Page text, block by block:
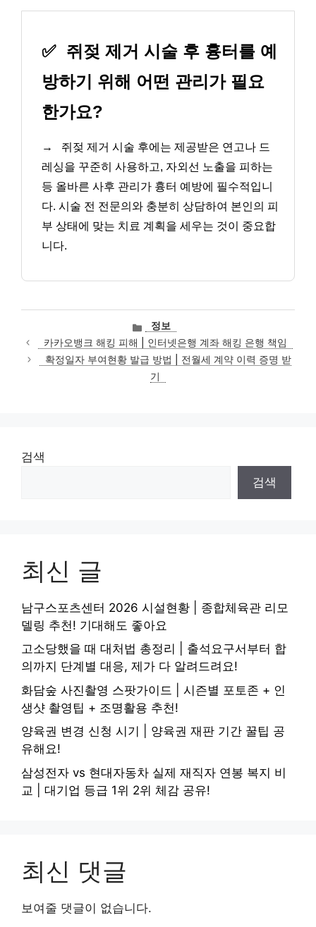
✅ 쥐젖 제거 시술 후 흉터를 예
방하기 위해 어떤 관리가 필요
한가요?
→
쥐젖 제거 시술 후에는 제공받은 연고나 드
레싱을 꾸준히 사용하고, 자외선 노출을 피하는
등 올바른 사후 관리가 흉터 예방에 필수적입니
다. 시술 전 전문의와 충분히 상담하여 본인의 피
부 상태에 맞는 치료 계획을 세우는 것이 중요합
니다.
카
테
고
리
정보
카카오뱅크 해킹 피해 | 인터넷은행 계좌 해킹 은행 책임
확정일자 부여현황 발급 방법 | 전월세 계약 이력 증명 받
기
검색
검색
최신 글
남구스포츠센터 2026 시설현황 | 종합체육관 리모
델링 추천! 기대해도 좋아요
고소당했을 때 대처법 총정리 | 출석요구서부터 합
의까지 단계별 대응, 제가 다 알려드려요!
화담숲 사진촬영 스팟가이드 | 시즌별 포토존 + 인
생샷 촬영팁 + 조명활용 추천!
양육권 변경 신청 시기 | 양육권 재판 기간 꿀팁 공
유해요!
삼성전자 vs 현대자동차 실제 재직자 연봉 복지 비
교 | 대기업 등급 1위 2위 체감 공유!
최신 댓글
보여줄 댓글이 없습니다.